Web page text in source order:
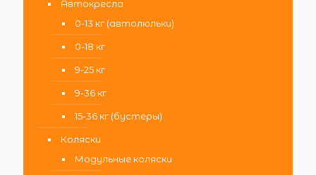
Автокресла
0-13 кг (автолюльки)
0-18 кг
9-25 кг
9-36 кг
15-36 кг (бустеры)
Коляски
Модульные коляски